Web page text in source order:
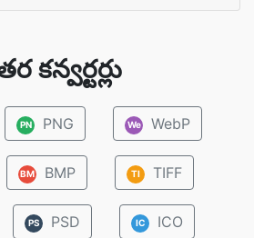
కన్వర్టర్లు
PN PNG We WebP
BM BMP TI TIFF
PS PSD IC ICO